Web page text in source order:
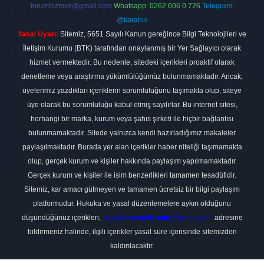
forumhizmeti@gmail.com Whatsapp: 0262 606 0 726 Telegram:
@karabul
Yasal Uyarı: Sitemiz, 5651 Sayılı Kanun gereğince Bilgi Teknolojileri ve
İletişim Kurumu (BTK) tarafından onaylanmış bir Yer Sağlayıcı olarak
hizmet vermektedir. Bu nedenle, sitedeki içerikleri proaktif olarak
denetleme veya araştırma yükümlülüğümüz bulunmamaktadır. Ancak,
üyelerimiz yazdıkları içeriklerin sorumluluğunu taşımakta olup, siteye
üye olarak bu sorumluluğu kabul etmiş sayılırlar. Bu internet sitesi,
herhangi bir marka, kurum veya şahıs şirketi ile hiçbir bağlantısı
bulunmamaktadır. Sitede yalnızca kendi hazırladığımız makaleler
paylaşılmaktadır. Burada yer alan içerikler haber niteliği taşımamakta
olup, gerçek kurum ve kişiler hakkında paylaşım yapılmamaktadır.
Gerçek kurum ve kişiler ile isim benzerlikleri tamamen tesadüfidir.
Sitemiz, kar amacı gütmeyen ve tamamen ücretsiz bir bilgi paylaşım
platformudur. Hukuka ve yasal düzenlemelere aykırı olduğunu
düşündüğünüz içerikleri, backlinkpanelicomtr@gmail.com adresine
bildirmeniz halinde, ilgili içerikler yasal süre içerisinde sitemizden
kaldırılacaktır.